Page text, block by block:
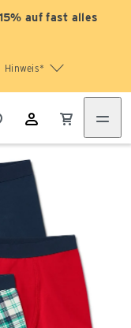
auf fast alles
Hinweis*